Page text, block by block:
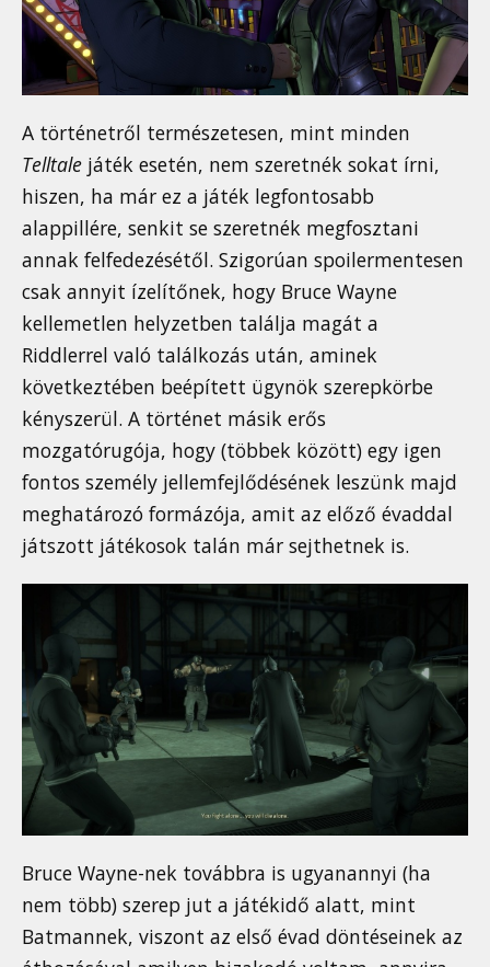
A történetről természetesen, mint minden
Telltale játék esetén, nem szeretnék sokat írni,
hiszen, ha már ez a játék legfontosabb
alappillére, senkit se szeretnék megfosztani
annak felfedezésétől. Szigorúan spoilermentesen
csak annyit ízelítőnek, hogy Bruce Wayne
kellemetlen helyzetben találja magát a
Riddlerrel való találkozás után, aminek
következtében beépített ügynök szerepkörbe
kényszerül. A történet másik erős
mozgatórugója, hogy (többek között) egy igen
fontos személy jellemfejlődésének leszünk majd
meghatározó formázója, amit az előző évaddal
játszott játékosok talán már sejthetnek is.
Bruce Wayne-nek továbbra is ugyanannyi (ha
nem több) szerep jut a játékidő alatt, mint
Batmannek, viszont az első évad döntéseinek az